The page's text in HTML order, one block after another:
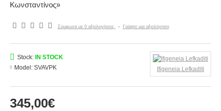
Σύμφωνα με 0 αξιολογήσεις. - Γράψτε μια αξιολόγηση
345,00€
Stock: IN STOCK
Model: SVAVPK Ifigeneia Lefkaditi